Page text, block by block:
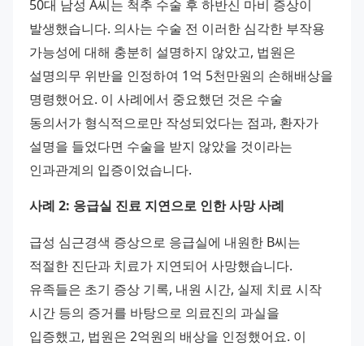
50대 남성 A씨는 척추 수술 후 하반신 마비 증상이
발생했습니다. 의사는 수술 전 이러한 심각한 부작용
가능성에 대해 충분히 설명하지 않았고, 법원은
설명의무 위반을 인정하여 1억 5천만원의 손해배상을
명령했어요. 이 사례에서 중요했던 것은 수술
동의서가 형식적으로만 작성되었다는 점과, 환자가
설명을 들었다면 수술을 받지 않았을 것이라는
인과관계의 입증이었습니다.
사례 2: 응급실 진료 지연으로 인한 사망 사례
급성 심근경색 증상으로 응급실에 내원한 B씨는
적절한 진단과 치료가 지연되어 사망했습니다.
유족들은 초기 증상 기록, 내원 시간, 실제 치료 시작
시간 등의 증거를 바탕으로 의료진의 과실을
입증했고, 법원은 2억원의 배상을 인정했어요. 이